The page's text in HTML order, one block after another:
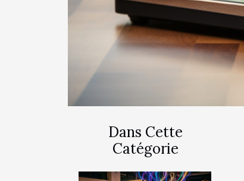
Dans Cette
Catégorie